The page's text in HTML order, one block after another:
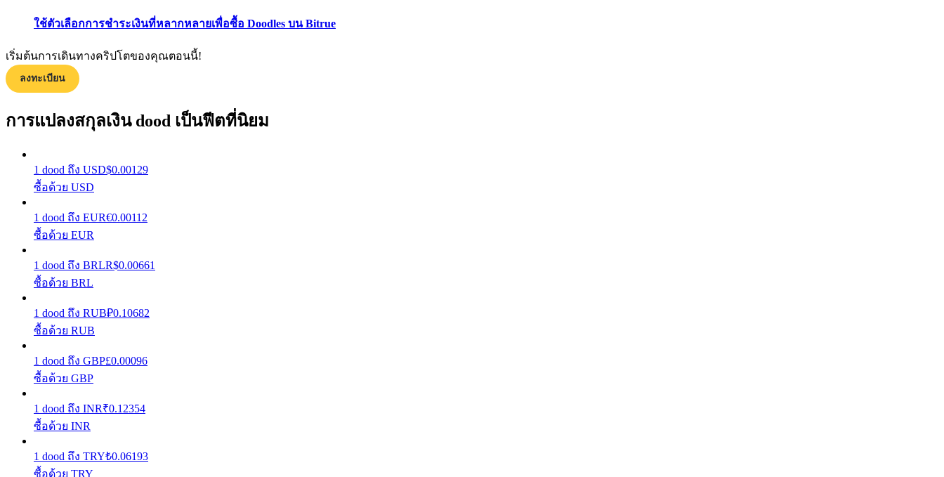
แนะนำ
คู่มือเริ่มต้นฟิวเจอร์ส
เรียนรู้วิธีการรักษาผลกำไร
ได้รับ
ใช้ตัวเลือกการชำระเงินที่หลากหลายเพื่อซื้อ Doodles บน Bitrue
เริ่มต้นการเดินทางคริปโตของคุณตอนนี้!
ลงทะเบียน
การแปลงสกุลเงิน dood เป็นฟีตที่นิยม
1 dood ถึง USD$0.00129
ซื้อด้วย USD
1 dood ถึง EUR€0.00112
ซื้อด้วย EUR
1 dood ถึง BRLR$0.00661
ซื้อด้วย BRL
1 dood ถึง RUB₽0.10682
ซื้อด้วย RUB
1 dood ถึง GBP£0.00096
ซื้อด้วย GBP
1 dood ถึง INR₹0.12354
ซื้อด้วย INR
1 dood ถึง TRY₺0.06193
ซื้อด้วย TRY